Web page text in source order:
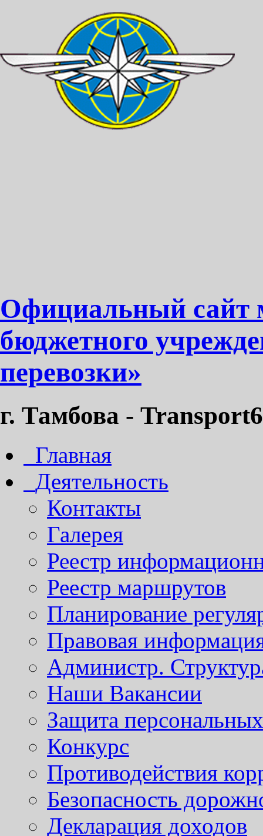
Официальный сайт
бюджетного
перевозки»
г. Тамбова -
Главная
Деятельность
Контакты
Галерея
Реестр
Реестр маршрутов
Планирование
Правовая
Администр.
Наши Вакансии
Защита
Конкурс
Противодействия
Безопасность
Декларация доходов